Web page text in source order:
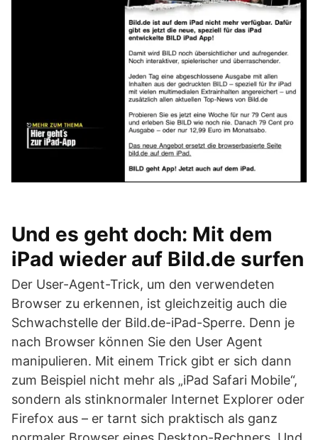
Und es geht doch: Mit dem
iPad wieder auf Bild.de surfen
Der User-Agent-Trick, um den verwendeten
Browser zu erkennen, ist gleichzeitig auch die
Schwachstelle der Bild.de-iPad-Sperre. Denn je
nach Browser können Sie den User Agent
manipulieren. Mit einem Trick gibt er sich dann
zum Beispiel nicht mehr als „iPad Safari Mobile“,
sondern als stinknormaler Internet Explorer oder
Firefox aus – er tarnt sich praktisch als ganz